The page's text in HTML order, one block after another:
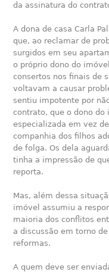
da assinatura do
A dona de casa Carla
que, ao reclamar de
surgidos em seu
o próprio dono do
consertos nos finais de
voltavam a causar
sentiu impotente por
contrato, que o dono
especializada em vez
companhia dos filhos
de folga. Os dela
tinha a impressão de
reporta.
Mas, além dessa
imóvel assumiu a
maioria dos conflitos
a discussão em torno
reformas.
A quem deve ser